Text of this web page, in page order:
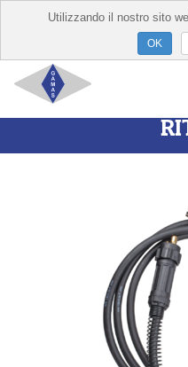
TORCE
Utilizzando il nostro sito